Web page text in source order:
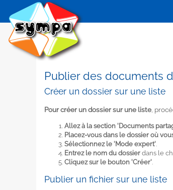
Publier des documents
Créer un dossier sur une liste
Pour créer un dossier sur une liste ,
Allez à la section 'Documents
Placez-vous dans le dossier où
Sélectionnez le 'Mode expert'.
Entrez le nom du dossier dans le
Cliquez sur le bouton 'Créer'.
Publier un fichier sur une liste